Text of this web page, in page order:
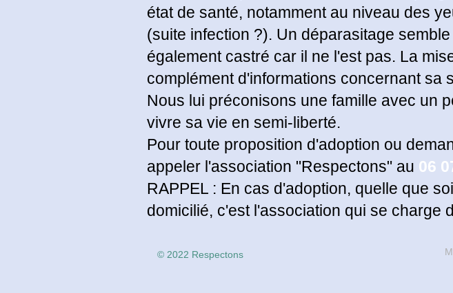
état de santé, notamment au niveau des
(suite infection ?). Un déparasitage
également castré car il ne l'est pas. La
complément d'informations concernant sa
Nous lui préconisons une famille avec un
vivre sa vie en semi-liberté.
Pour toute proposition d'adoption ou
appeler l'association "Respectons" au 06
RAPPEL : En cas d'adoption, quelle que
domicilié, c'est l'association qui se charge
© 2022 Respectons